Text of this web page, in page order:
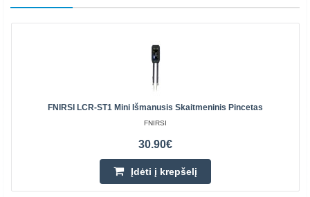
FNIRSI LCR-ST1 Mini Išmanusis Skaitmeninis Pincetas
FNIRSI
30.90€
Įdėti į krepšelį